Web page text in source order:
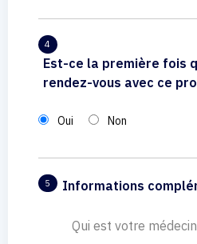
4
Est-ce la première fois
rendez-vous avec ce
Oui Non
5 Informations
Qui est votre